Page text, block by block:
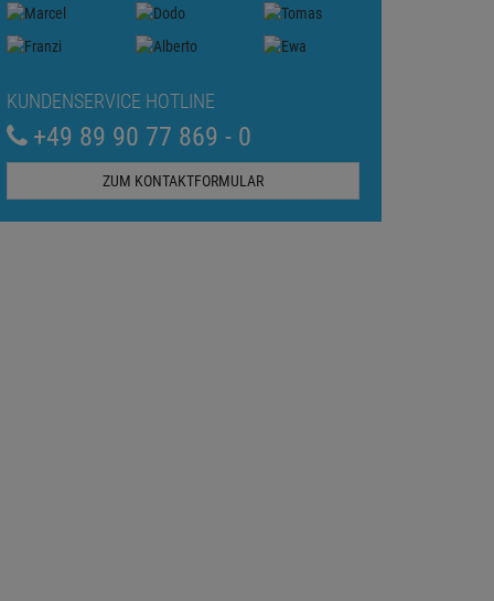
KUNDENSERVICE HOTLINE
+49 89 90 77 869 - 0
ZUM KONTAKTFORMULAR